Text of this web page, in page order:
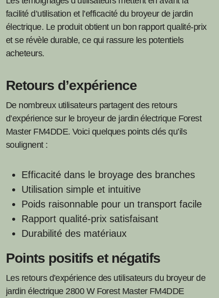
facilité d’utilisation et l’efficacité du broyeur de jardin
électrique. Le produit obtient un bon rapport qualité-prix
et se révèle durable, ce qui rassure les potentiels
acheteurs.
Retours d’expérience
De nombreux utilisateurs partagent des retours
d’expérience sur le broyeur de jardin électrique Forest
Master FM4DDE. Voici quelques points clés qu’ils
soulignent :
Efficacité dans le broyage des branches
Utilisation simple et intuitive
Poids raisonnable pour un transport facile
Rapport qualité-prix satisfaisant
Durabilité des matériaux
Points positifs et négatifs
Les retours d’expérience des utilisateurs du broyeur de
jardin électrique 2800 W Forest Master FM4DDE